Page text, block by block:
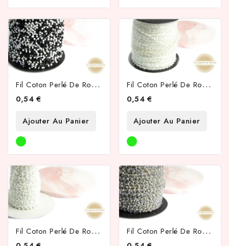
F
Il Coton Perlé De Rocailles Noir Et Blanc 2mm
0,54 €
Ajouter Au Panier
F
Il Coton Perlé De Rocailles Blanc Givré 2mm
0,54 €
Ajouter Au Panier
F
Il Coton Perlé De Rocailles Blanc Nacré 2mm F
Il Coton Perlé De Rocailles Gris Perle 2mm